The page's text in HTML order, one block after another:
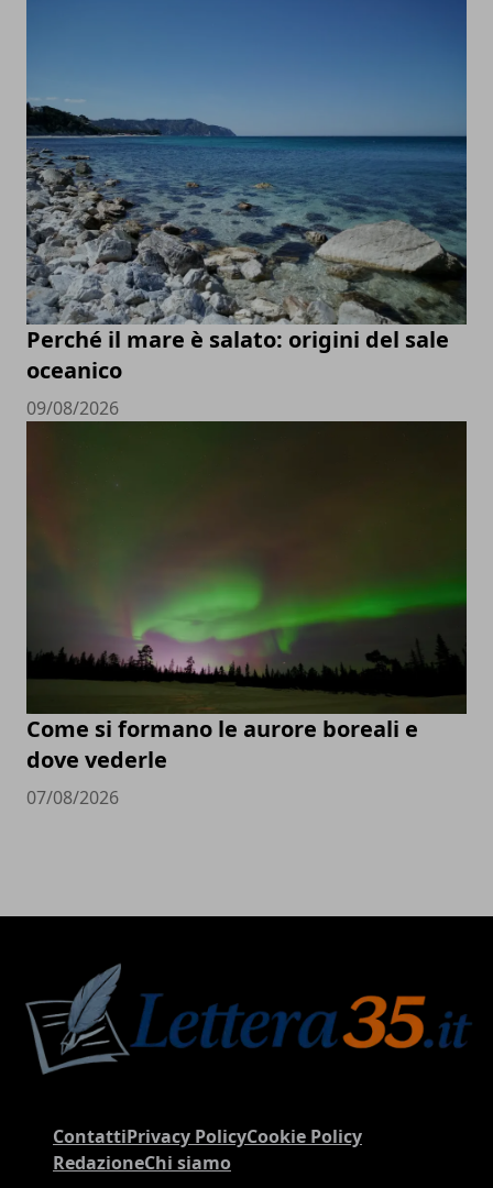
Perché il mare è salato: origini del sale
oceanico
09/08/2026
Come si formano le aurore boreali e
dove vederle
07/08/2026
ContattiPrivacy PolicyCookie Policy
RedazioneChi siamo